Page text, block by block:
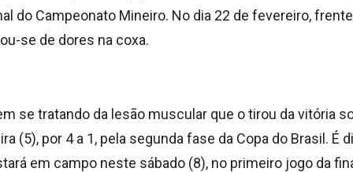
do Campeonato Mineiro. No dia 22 de fevereiro,
se de dores na coxa.
se tratando da lesão muscular que o tirou da vitória
(5), por 4 a 1, pela segunda fase da Copa do Brasil. É
em campo neste sábado (8), no primeiro jogo da